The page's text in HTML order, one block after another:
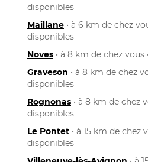
disponibles
Maillane • à 6 km de chez
disponibles
Noves • à 8 km de chez
Graveson • à 8 km de chez
disponibles
Rognonas • à 8 km de chez
disponibles
Le Pontet • à 15 km de chez
disponibles